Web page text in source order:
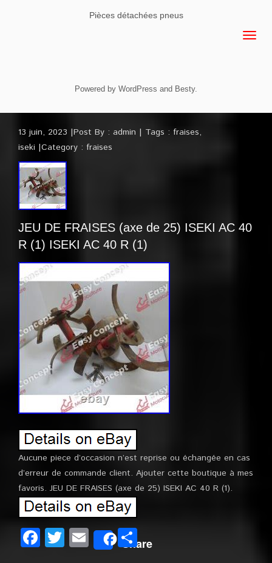
Pièces détachées pneus
Powered by WordPress and Besty.
13 juin, 2023 Post By : admin Tags : fraises,
iseki Category : fraises
JEU DE FRAISES (axe de 25) ISEKI AC 40
R (1) ISEKI AC 40 R (1)
Aucune piece d’occasion n’est reprise ou échangée en cas
d’erreur de commande client. Ajouter cette boutique à mes
favoris. JEU DE FRAISES (axe de 25) ISEKI AC 40 R (1).
Facebook
Twitter
EmailSharePartager